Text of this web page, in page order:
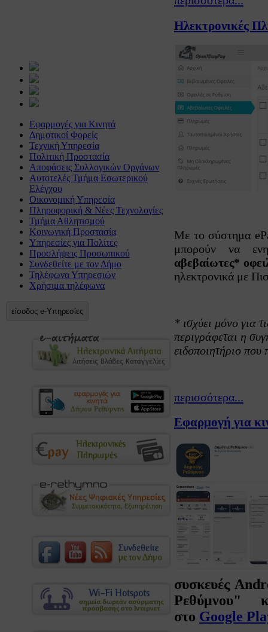
Εφαρμογές για Κινητά
Δημοτικοί Φορείς
Τεχνική Υπηρεσία
Πολιτική Προστασία
Αποφάσεις Συλλογικών Οργάνων
Αυτοτελές Τμήμα Εσωτερικού
Ελέγχου
Οικονομική Υπηρεσία
Πληροφορική & Νέες Τεχνολογίες
Τμήμα Αθλητισμού
Κοινωνική Προστασία
Υπηρεσίες για Πολίτες
Προσλήψεις Προσωπικού
Συνδεθείτε με τον Δήμο
Τηλέφωνα Υπηρεσιών
Χρήσιμα τηλέφωνα
είσοδος e-Υπηρεσίες
Ηλεκτρονικές
Με το σύστημα
μπορούν να
αβεβαίωτες*
ηλεκτρονικά με
* ισχύει μόνο για
περιγράφεται η
ειδοποιητήριο
περισσότερα...
Εφαρμογή για
συσκευές
Ρεθύμνου"
στο Google